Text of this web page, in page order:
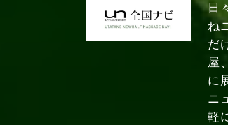
日
ね
だ
屋
に
ニ
軽